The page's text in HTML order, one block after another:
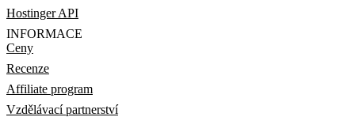
Hostinger API
INFORMACE
Ceny
Recenze
Affiliate program
Vzdělávací partnerství